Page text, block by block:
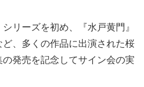
リーズを初め、『水戸黄門』
ど、多くの作品に出演された桜
発売を記念してサイン会の実